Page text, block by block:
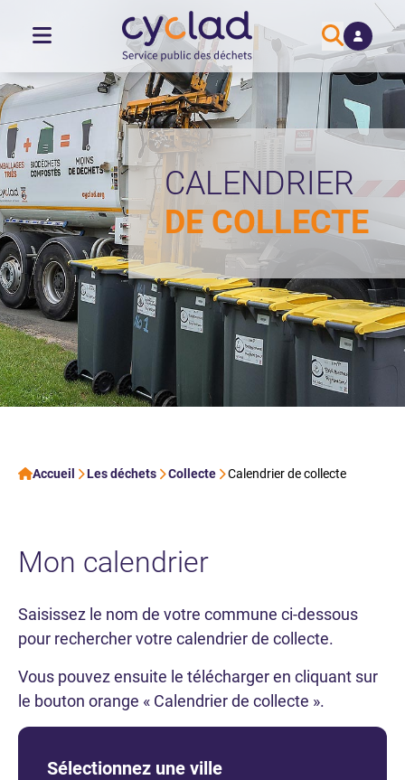
CALENDRIER
DE COLLECTE
Accueil Les déchets Collecte Calendrier de collecte
Mon calendrier
Saisissez le nom de votre commune ci-dessous
pour rechercher votre calendrier de collecte.
Vous pouvez ensuite le télécharger en cliquant sur
le bouton orange « Calendrier de collecte ».
Sélectionnez une ville